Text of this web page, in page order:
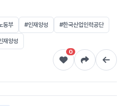
동부 #인재양성 #한국산업인력공단
재양성
0